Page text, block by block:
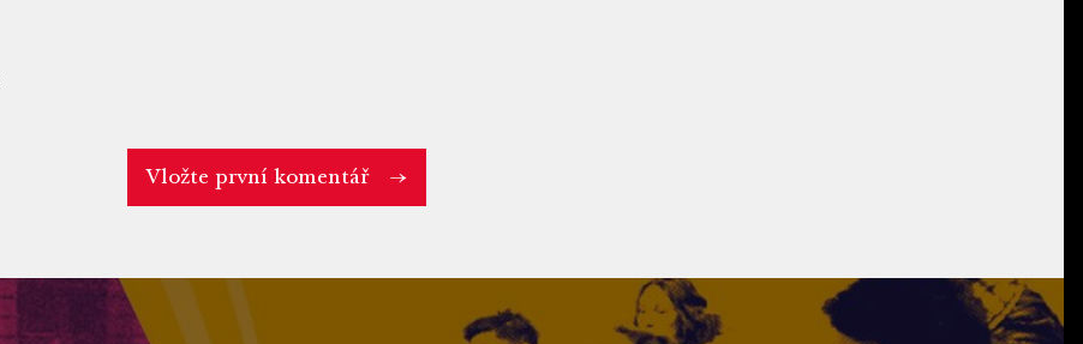
Vložte první komentář